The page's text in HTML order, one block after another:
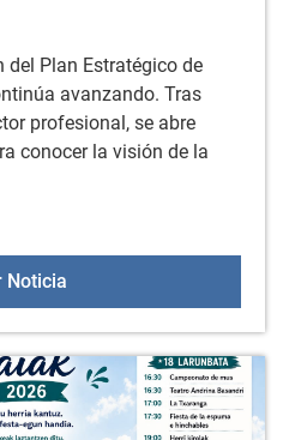
del Plan Estratégico de
avanzando. Tras
profesional, se abre
conocer la visión de la
NoticiaEncuesta ciudadana